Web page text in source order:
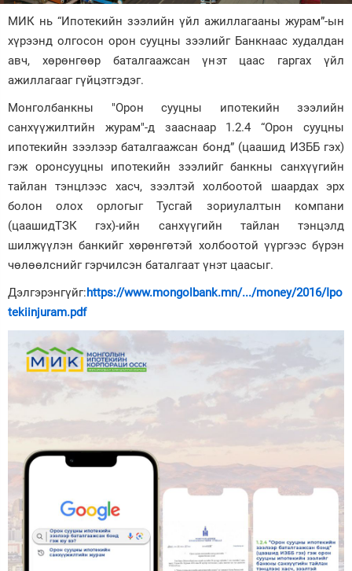
Зурхай
МИК нь “Ипотекийн зээлийн үйл ажиллагааны журам”-ын
хүрээнд олгосон орон сууцны зээлийг Банкнаас худалдан
авч, хөрөнгөөр баталгаажсан үнэт цаас гаргах үйл
ажиллагааг гүйцэтгэдэг.
Монголбанкны "Орон сууцны ипотекийн зээлийн
санхүүжилтийн журам"-д зааснаар 1.2.4 “Орон сууцны
ипотекийн зээлээр баталгаажсан бонд” (цаашид ИЗББ гэх)
гэж оронсууцны ипотекийн зээлийг банкны санхүүгийн
тайлан тэнцлээс хасч, зээлтэй холбоотой шаардах эрх
болон олох орлогыг Тусгай зориулалтын компани
(цаашидТЗК гэх)-ийн санхүүгийн тайлан тэнцэлд
шилжүүлэн банкийг хөрөнгөтэй холбоотой үүргээс бүрэн
чөлөөлснийг гэрчилсэн баталгаат үнэт цаасыг.
Дэлгэрэнгүйг:https://www.mongolbank.mn/.../money/2016/Ipo
tekiinjuram.pdf